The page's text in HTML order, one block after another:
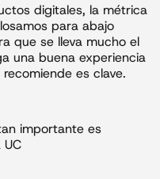
digitales, la métrica
para abajo
que se lleva mucho el
una buena experiencia
es clave.